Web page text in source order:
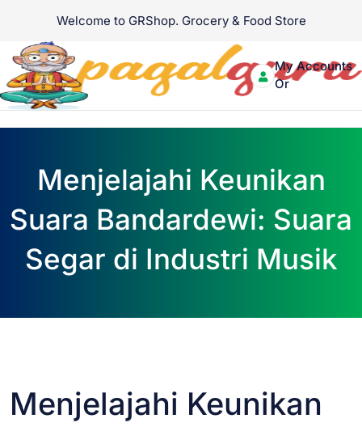
content
Welcome to GRShop. Grocery & Food Store
Contact Us
My Accounts
Login
Or
Signup
Menjelajahi Keunikan
Suara Bandardewi: Suara
Segar di Industri Musik
Menjelajahi Keunikan